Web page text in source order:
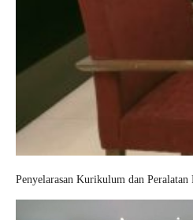
Penyelarasan Kurikulum dan